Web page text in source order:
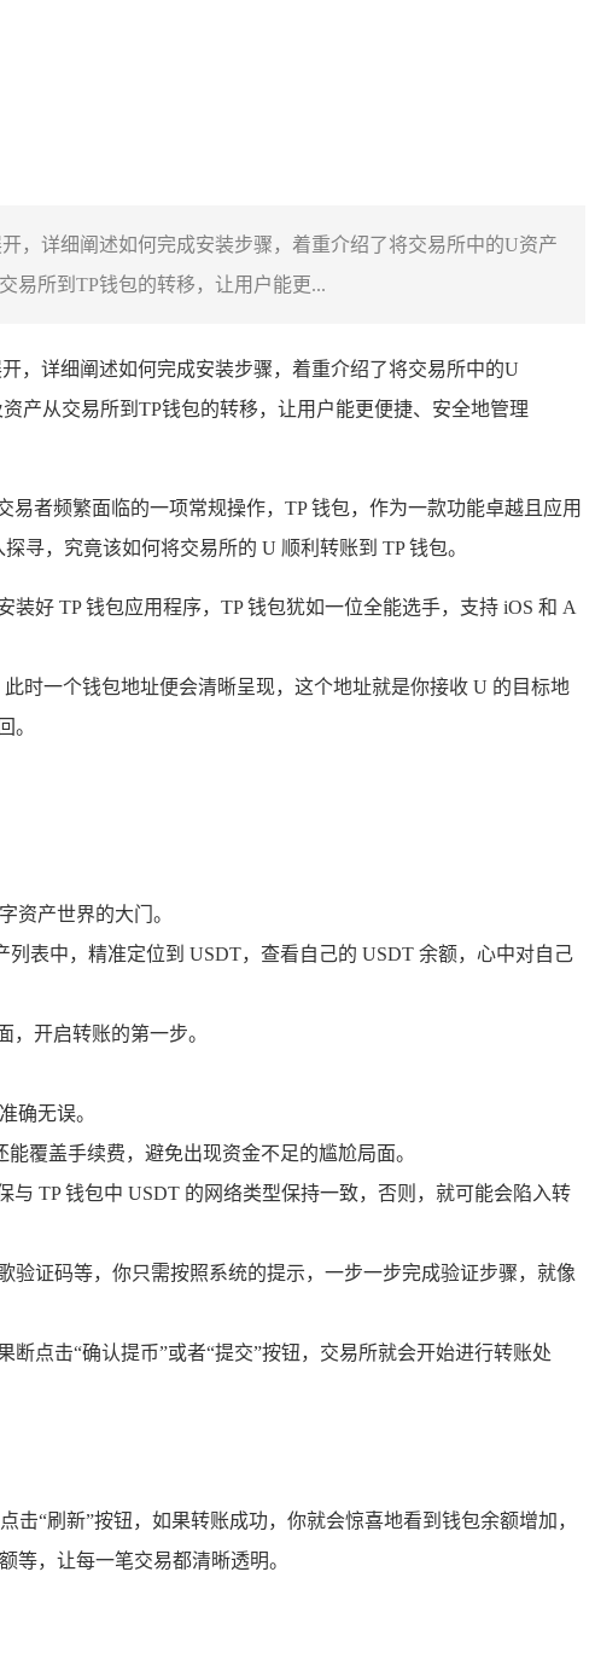
，详细阐述如何完成安装步骤，着重介绍了将交易所中的U资产
易所到TP钱包的转移，让用户能更...
，详细阐述如何完成安装步骤，着重介绍了将交易所中的U
产从交易所到TP钱包的转移，让用户能更便捷、安全地管理
者频繁面临的一项常规操作，TP 钱包，作为一款功能卓越且应用
寻，究竟该如何将交易所的 U 顺利转账到 TP 钱包。
好 TP 钱包应用程序，TP 钱包犹如一位全能选手，支持 iOS 和 A
时一个钱包地址便会清晰呈现，这个地址就是你接收 U 的目标地
。
资产世界的大门。
表中，精准定位到 USDT，查看自己的 USDT 余额，心中对自己
，开启转账的第一步。
确无误。
覆盖手续费，避免出现资金不足的尴尬局面。
TP 钱包中 USDT 的网络类型保持一致，否则，就可能会陷入转
证码等，你只需按照系统的提示，一步一步完成验证步骤，就像
点击“确认提币”或者“提交”按钮，交易所就会开始进行转账处
“刷新”按钮，如果转账成功，你就会惊喜地看到钱包余额增加，
等，让每一笔交易都清晰透明。